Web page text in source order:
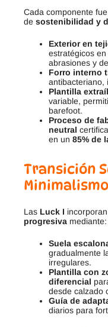
Cada componente
de sostenibilidad y
Exterior en
estratégicos
abrasiones y
Forro interno
antibacteriano,
Plantilla
variable,
barefoot.
Proceso de
neutral
en un 85% de
Transición
Minimalismo
Las Luck I
progresiva mediante:
Suela
gradualmente
irregulares.
Plantilla con
diferencial
desde calzado
Guía de
diarios para